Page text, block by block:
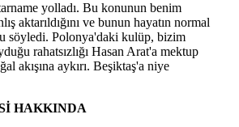
yolladı. Bu konunun benim
aktarıldığını ve bunun hayatın normal
söyledi. Polonya'daki kulüp, bizim
rahatsızlığı Hasan Arat'a mektup
akışına aykırı. Beşiktaş'a niye
HAKKINDA